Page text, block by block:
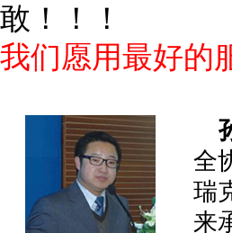
敢！！！
我们愿用最好的
全
瑞
来